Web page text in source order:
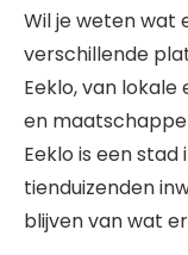
Wil je weten wat
verschillende
Eeklo, van
en
Eeklo is een
tienduizenden
blijven van wat